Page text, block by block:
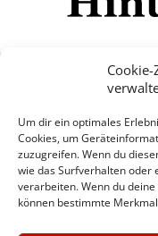
Um dir ein optimales
Cookies, um
zuzugreifen. Wenn du
wie das Surfverhalten oder
verarbeiten. Wenn du
können bestimmte
© Copyright